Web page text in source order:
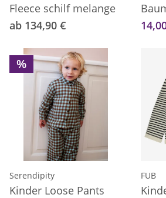
Fleece schilf melange
ab 134,90 €
%
Serendipity
Kinder Loose Pants
FUB